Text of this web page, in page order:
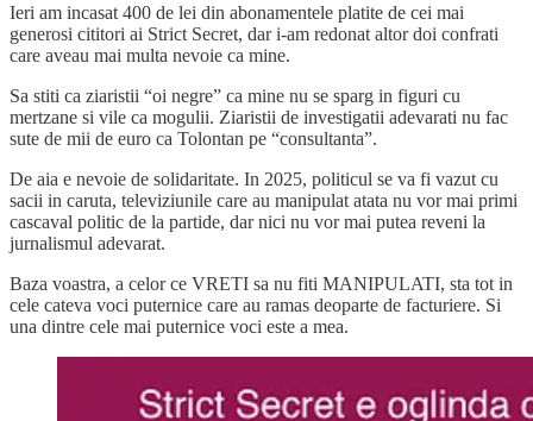
Ieri am incasat 400 de lei din abonamentele platite de cei mai
generosi cititori ai Strict Secret, dar i-am redonat altor doi confrati
care aveau mai multa nevoie ca mine.
Sa stiti ca ziaristii “oi negre” ca mine nu se sparg in figuri cu
mertzane si vile ca mogulii. Ziaristii de investigatii adevarati nu fac
sute de mii de euro ca Tolontan pe “consultanta”.
De aia e nevoie de solidaritate. In 2025, politicul se va fi vazut cu
sacii in caruta, televiziunile care au manipulat atata nu vor mai primi
cascaval politic de la partide, dar nici nu vor mai putea reveni la
jurnalismul adevarat.
Baza voastra, a celor ce VRETI sa nu fiti MANIPULATI, sta tot in
cele cateva voci puternice care au ramas deoparte de facturiere. Si
una dintre cele mai puternice voci este a mea.